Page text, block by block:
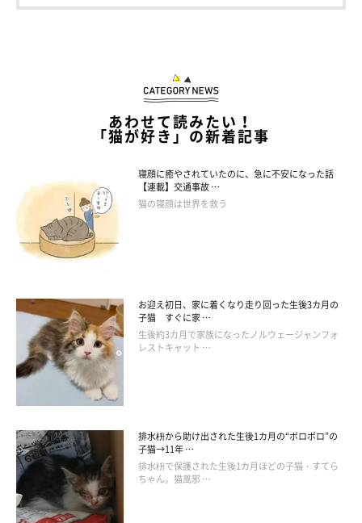
登場人物
あわせて読みたい！
「猫が好き」の新着記事
寝顔に癒やされていたのに、急に不安になった話
【連載】交通事故 …
猫の寝顔は世界を救う
お迎え初日、家に着くなり走り回った生後3カ月の
子猫 すぐに家 …
生後約3カ月で家族になったノルウェージャンフォ
レストキャット …
排水枡から助け出された生後1カ月の“ボロボロ”の
子猫→11年 …
排水枡で保護された生後1カ月ほどの子猫・すてら
ちゃん。猫風邪 …